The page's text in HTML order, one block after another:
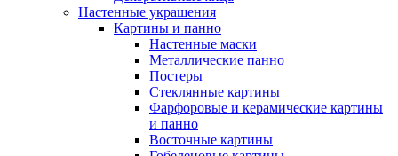
Настенные украшения
Картины и панно
Настенные маски
Металлические панно
Постеры
Стеклянные картины
Фарфоровые и керамические картины
и панно
Восточные картины